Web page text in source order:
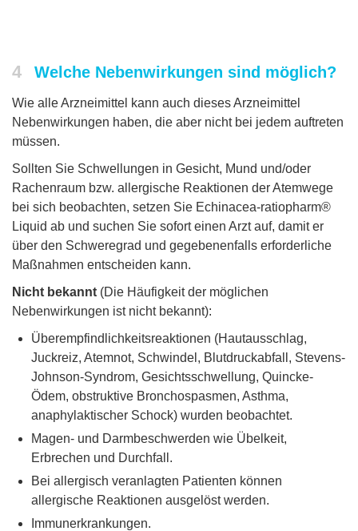
4 Welche Nebenwirkungen sind möglich?
Wie alle Arzneimittel kann auch dieses Arzneimittel
Nebenwirkungen haben, die aber nicht bei jedem auftreten
müssen.
Sollten Sie Schwellungen in Gesicht, Mund und/oder
Rachenraum bzw. allergische Reaktionen der Atemwege
bei sich beobachten, setzen Sie Echinacea-ratiopharm®
Liquid ab und suchen Sie sofort einen Arzt auf, damit er
über den Schweregrad und gegebenenfalls erforderliche
Maßnahmen entscheiden kann.
Nicht bekannt (Die Häufigkeit der möglichen
Nebenwirkungen ist nicht bekannt):
Überempfindlichkeitsreaktionen (Hautausschlag,
Juckreiz, Atemnot, Schwindel, Blutdruckabfall, Stevens-
Johnson-Syndrom, Gesichtsschwellung, Quincke-
Ödem, obstruktive Bronchospasmen, Asthma,
anaphylaktischer Schock) wurden beobachtet.
Magen- und Darmbeschwerden wie Übelkeit,
Erbrechen und Durchfall.
Bei allergisch veranlagten Patienten können
allergische Reaktionen ausgelöst werden.
Immunerkrankungen.